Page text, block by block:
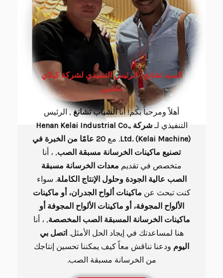
السيد تشانغ - الرئيس التنفيذي لشركة كيلاي
ماشين
أهلاً ومرحباً بكم! أناالشبابتشانغ, الرئيس
التنفيذي لـ
شركة Henan Kelai Industrial Co.,
Ltd. (Kelai Machine). مع
20 عامًا من الخبرة في
تصنيع ماكينات الخرسانة مسبقة الصب, ، أنا
متخصص في تقديم معدات الخرسانة مسبقة
الصب عالية الجودة وحلول الإنتاج الكاملة. سواء
كنت تبحث عن ماكينات ألواح الجدران، أو ماكينات
الألواح المجوفة، أو ماكينات الألواح المجوفة أو
ماكينات الخرسانة المسبقة الصب المخصصة, ، أنا
هنا لمساعدتك في إيجاد الحل الأمثل. اتصل بي
اليوم ودعنا نناقش معاً كيف يمكننا تحسين إنتاجك
من الخرسانة مسبقة الصب.